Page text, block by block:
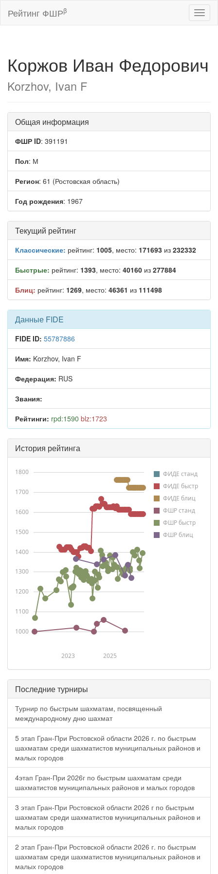
Рейтинг ФШРβ
Коржов Иван Федорович
Korzhov, Ivan F
Общая информация
ФШР ID: 391191
Пол: М
Регион: 61 (Ростовская область)
Год рождения: 1967
Текущий рейтинг
Классические: рейтинг: 1005, место: 171693 из 232332
Быстрые: рейтинг: 1393, место: 40160 из 277884
Блиц: рейтинг: 1269, место: 46361 из 111498
Данные FIDE
FIDE ID: 55787886
Имя: Korzhov, Ivan F
Федерация: RUS
Звания:
Рейтинги: rpd:1590 blz:1723
История рейтинга
ФИДЕ станд
ФИДЕ быстр
ФИДЕ блиц
ФШР станд
ФШР быстр
ФШР блиц
2023 2025
1000
1100
1200
1300
1400
1500
1600
1700
1800
Последние турниры
Турнир по быстрым шахматам, посвященный
международному дню шахмат
5 этап Гран-При Ростовской области 2026 г. по быстрым
шахматам среди шахматистов муниципальных районов и
малых городов
4этап Гран-При 2026г по быстрым шахматам среди
шахматистов муниципальных районов и малых городов
3 этап Гран-При Ростовской области 2026 г по быстрым
шахматам среди шахматистов муниципальных районов и
малых городов
2 этап Гран-При Ростовской области 2026 г. по быстрым
шахматам среди шахматистов муниципальных районов и
малых городов